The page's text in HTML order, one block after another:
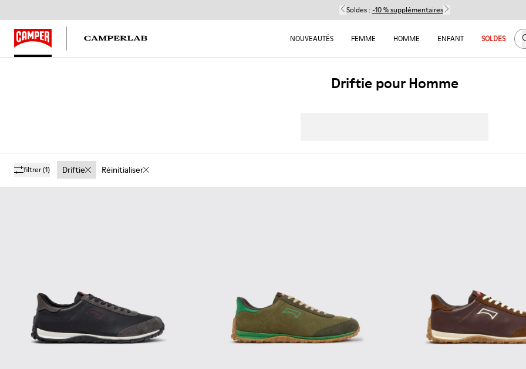
Soldes : -10 % supplémentaires
NOUVEAUTÉS FEMME HOMME ENFANT SOLDES
Driftie pour Homme
filtrer(1) Driftie Réinitialiser